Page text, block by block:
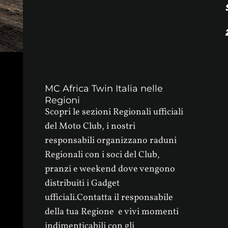
MC Africa Twin Italia nelle
Regioni
Scopri le sezioni Regionali ufficiali
del Moto Club, i nostri
responsabili organizzano raduni
Regionali con i soci del Club,
pranzi e weekend dove vengono
distribuiti i Gadget
ufficiali.Contatta il responsabile
della tua Regione e vivi momenti